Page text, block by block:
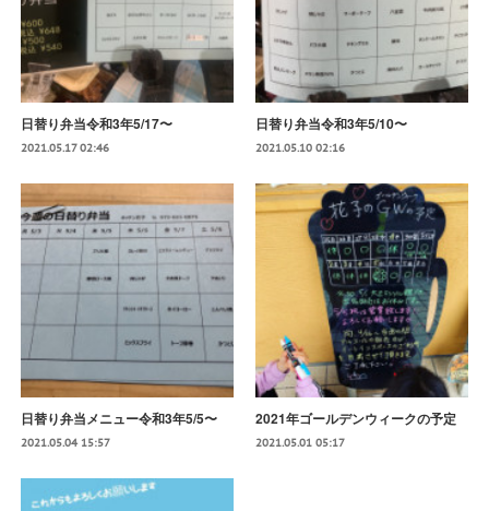
日替り弁当令和3年5/17〜
2021.05.17 02:46
日替り弁当令和3年5/10〜
2021.05.10 02:16
日替り弁当メニュー令和3年5/5〜
2021.05.04 15:57
2021年ゴールデンウィークの予定
2021.05.01 05:17